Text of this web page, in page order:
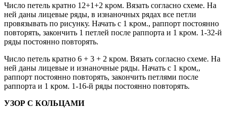
Число петель кратно 12+1+2 кром. Вязать согласно схеме. На
ней даны лицевые ряды, в изнаночных рядах все петли
провязывать по рисунку. Начать с 1 кром., раппорт постоянно
повторять, закончить 1 петлей после раппорта и 1 кром. 1-32-й
ряды постоянно повторять.
Число петель кратно 6 + 3 + 2 кром. Вязать согласно схеме. На
ней даны лицевые и изнаночные ряды. Начать с 1 кром,,
раппорт постоянно повторять, закончить петлями после
раппорта и 1 кром. 1-16-й ряды постоянно повторять.
УЗОР С КОЛЬЦАМИ